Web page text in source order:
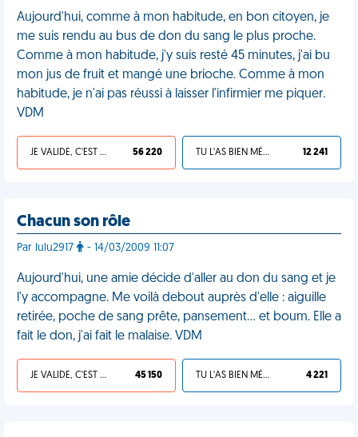
Aujourd'hui, comme à mon habitude, en bon citoyen, je
me suis rendu au bus de don du sang le plus proche.
Comme à mon habitude, j'y suis resté 45 minutes, j'ai bu
mon jus de fruit et mangé une brioche. Comme à mon
habitude, je n'ai pas réussi à laisser l'infirmier me piquer.
VDM
JE VALIDE, C'EST UNE VDM 56 220 TU L'AS BIEN MÉRITÉ 12 241
Chacun son rôle
Par lulu2917 - 14/03/2009 11:07
Aujourd'hui, une amie décide d'aller au don du sang et je
l'y accompagne. Me voilà debout auprès d'elle : aiguille
retirée, poche de sang prête, pansement... et boum. Elle a
fait le don, j'ai fait le malaise. VDM
JE VALIDE, C'EST UNE VDM 45 150 TU L'AS BIEN MÉRITÉ 4 221